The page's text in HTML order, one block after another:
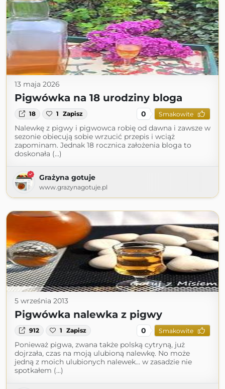
13 maja 2026
Pigwówka na 18 urodziny bloga
18 1 Zapisz 0 Smakowite
Nalewkę z pigwy i pigwowca robię od dawna i zawsze w
sezonie obiecują sobie wrzucić przepis i wciąż
zapominam. Jednak 18 rocznica założenia bloga to
doskonała (...)
Grażyna gotuje
www.grazynagotuje.pl
5 września 2013
Pigwówka nalewka z pigwy
912 1 Zapisz 0 Smakowite
Ponieważ pigwa, zwana także polską cytryną, już
dojrzała, czas na moją ulubioną nalewkę. No może
jedną z moich ulubionych nalewek... w zasadzie nie
spotkałem (...)